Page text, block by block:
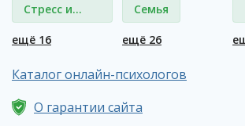
Стресс и
депрессия
ещё 16
Семья
ещё 26
Каталог онлайн-психологов
О гарантии сайта